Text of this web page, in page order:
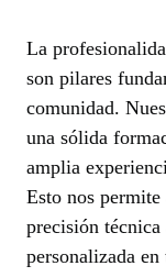
La
son pilares
comunidad.
una sólida
amplia
Esto nos
precisión
personalizada